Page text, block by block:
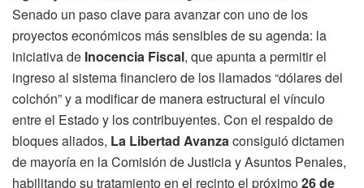
Senado un paso clave para avanzar con uno de los
proyectos económicos más sensibles de su agenda: la
iniciativa de Inocencia Fiscal, que apunta a permitir el
ingreso al sistema financiero de los llamados “dólares del
colchón” y a modificar de manera estructural el vínculo
entre el Estado y los contribuyentes. Con el respaldo de
bloques aliados, La Libertad Avanzaconsiguió dictamen
de mayoría en la Comisión de Justicia y Asuntos Penales,
habilitando su tratamiento en el recinto el próximo26 de